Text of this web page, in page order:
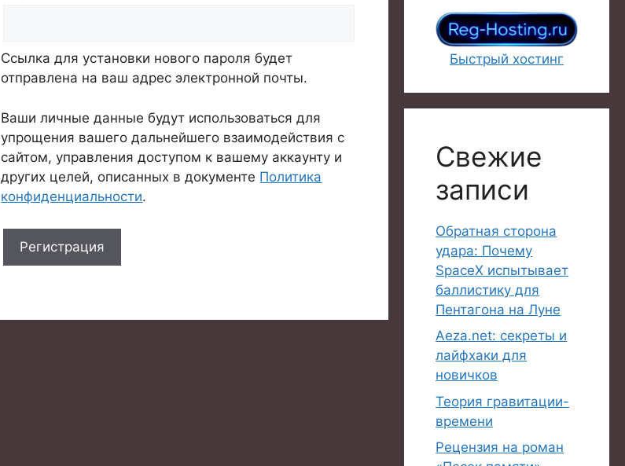
Ссылка для установки нового пароля будет
отправлена ​​на ваш адрес электронной почты.
Ваши личные данные будут использоваться для
упрощения вашего дальнейшего взаимодействия с
сайтом, управления доступом к вашему аккаунту и
других целей, описанных в документе Политика
конфиденциальности.
Регистрация
Быстрый хостинг
Свежие
записи
Обратная сторона
удара: Почему
SpaceX испытывает
баллистику для
Пентагона на Луне
Aeza.net: секреты и
лайфхаки для
новичков
Теория гравитации-
времени
Рецензия на роман